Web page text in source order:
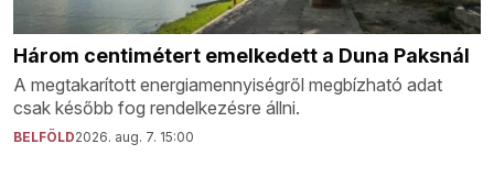
Három centimétert emelkedett a Duna Paksnál
A megtakarított energiamennyiségről megbízható adat
csak később fog rendelkezésre állni.
BELFÖLD2026. aug. 7. 15:00